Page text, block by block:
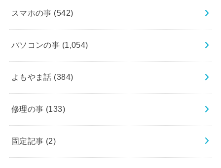
スマホの事 (542)
パソコンの事 (1,054)
よもやま話 (384)
修理の事 (133)
固定記事 (2)